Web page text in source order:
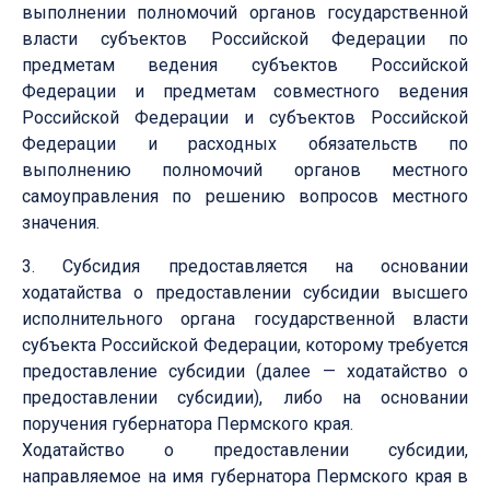
выполнении полномочий органов государственной
власти субъектов Российской Федерации по
предметам ведения субъектов Российской
Федерации и предметам совместного ведения
Российской Федерации и субъектов Российской
Федерации и расходных обязательств по
выполнению полномочий органов местного
самоуправления по решению вопросов местного
значения.
3. Субсидия предоставляется на основании
ходатайства о предоставлении субсидии высшего
исполнительного органа государственной власти
субъекта Российской Федерации, которому требуется
предоставление субсидии (далее — ходатайство о
предоставлении субсидии), либо на основании
поручения губернатора Пермского края.
Ходатайство о предоставлении субсидии,
направляемое на имя губернатора Пермского края в